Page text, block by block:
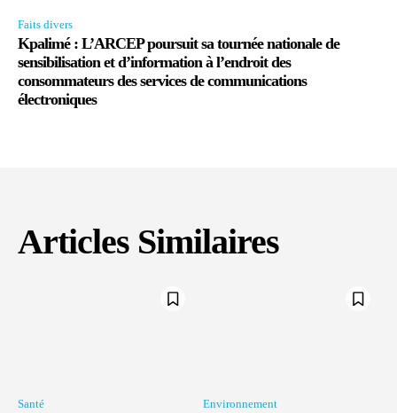
Faits divers
Kpalimé : L’ARCEP poursuit sa tournée nationale de
sensibilisation et d’information à l’endroit des
consommateurs des services de communications
électroniques
Articles Similaires
Santé Environnement